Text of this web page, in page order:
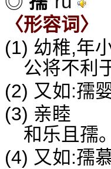
〈形容词〉
(1) 幼稚,年
公将不利
(2) 又如:孺
(3) 亲睦
和乐且孺
(4) 又如:孺